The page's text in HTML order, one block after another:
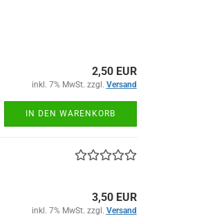
2,50 EUR
inkl. 7% MwSt. zzgl. Versand
IN DEN WARENKORB
3,50 EUR
inkl. 7% MwSt. zzgl. Versand